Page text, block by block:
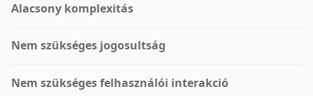
Alacsony komplexitás
Nem szükséges jogosultság
Nem szükséges felhasználói interakció